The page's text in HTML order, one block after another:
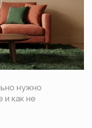
нужно
и как не